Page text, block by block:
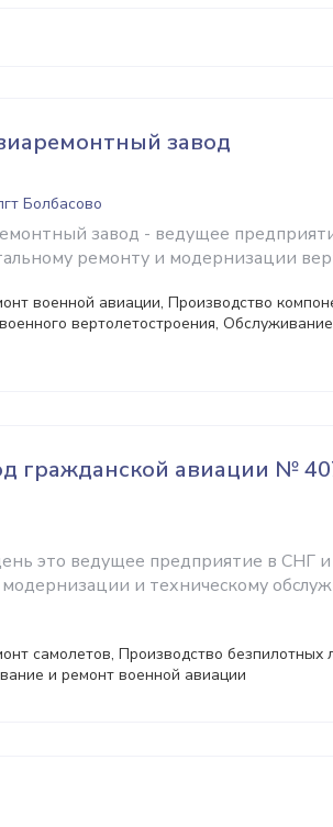
завод
Болбасово
завод - ведущее
ремонту и модернизации
военной авиации, Производство
вертолетостроения,
гражданской авиации №
это ведущее предприятие в СНГ
и техническому
самолетов, Производство безпилотных
и ремонт военной авиации